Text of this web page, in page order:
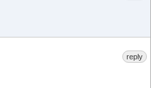
reply